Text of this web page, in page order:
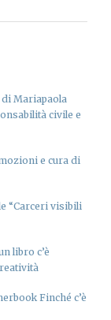
di Mariapaola
civile e
e cura di
“Carceri visibili
libro c’è
Finché c’è